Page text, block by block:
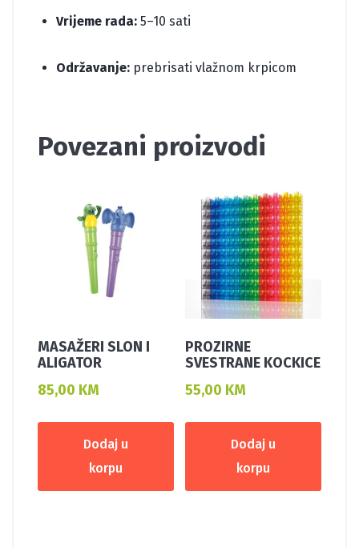
Vrijeme rada: 5–10 sati
Održavanje: prebrisati vlažnom krpicom
Povezani proizvodi
MASAŽERI SLON I
ALIGATOR
85,00 KM
Dodaj u
korpu
PROZIRNE
SVESTRANE KOCKICE
55,00 KM
Dodaj u
korpu